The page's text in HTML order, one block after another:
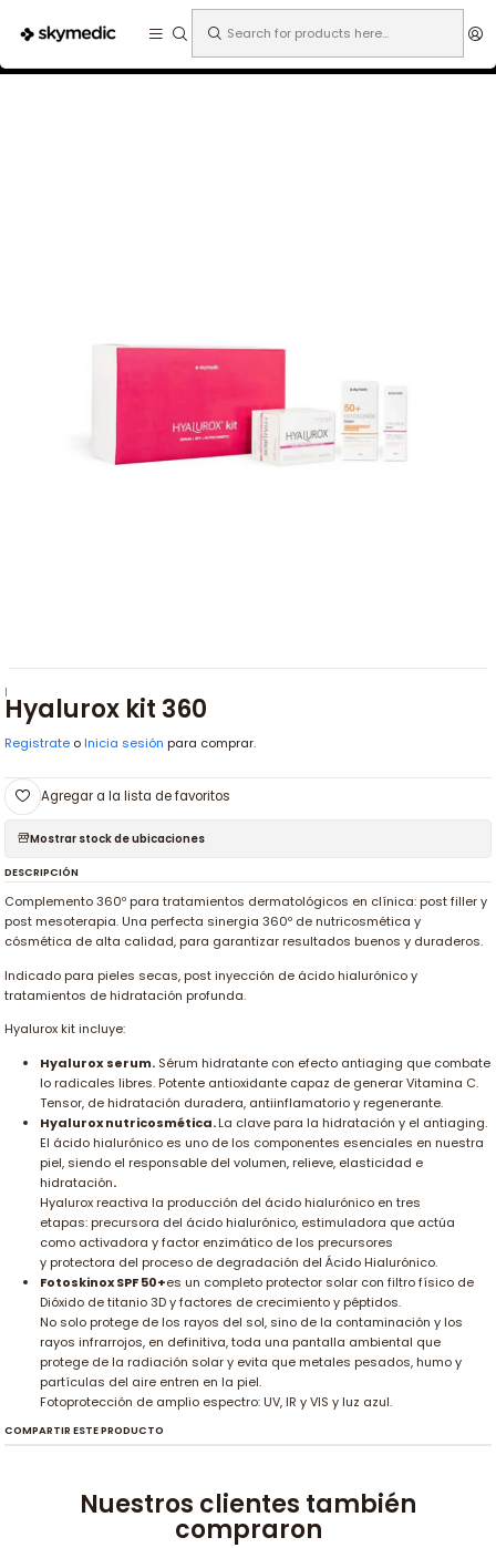
Dermatología Cosmética Hyalurox kit 360
|
Hyalurox kit 360
Registrate o Inicia sesión para comprar.
Agregar a la lista de favoritos
Mostrar stock de ubicaciones
DESCRIPCIÓN
Complemento 360º para tratamientos dermatológicos en clínica: post filler y
post mesoterapia. Una perfecta sinergia 360º de nutricosmética y
cósmética de alta calidad, para garantizar resultados buenos y duraderos.
Indicado para pieles secas, post inyección de ácido hialurónico y
tratamientos de hidratación profunda.
Hyalurox kit incluye:
Hyalurox serum. Sérum hidratante con efecto antiaging que combate
lo radicales libres. Potente antioxidante capaz de generar Vitamina C.
Tensor, de hidratación duradera, antiinflamatorio y regenerante.
Hyalurox nutricosmética.La clave para la hidratación y el antiaging.
El ácido hialurónico es uno de los componentes esenciales en nuestra
piel, siendo el responsable del volumen, relieve, elasticidad e
hidratación.
Hyalurox reactiva la producción del ácido hialurónico en tres
etapas: precursora del ácido hialurónico, estimuladora que actúa
como activadora y factor enzimático de los precursores
y protectora del proceso de degradación del Ácido Hialurónico.
Fotoskinox SPF 50+es un completo protector solar con filtro físico de
Dióxido de titanio 3D y factores de crecimiento y péptidos.
No solo protege de los rayos del sol, sino de la contaminación y los
rayos infrarrojos, en definitiva, toda una pantalla ambiental que
protege de la radiación solar y evita que metales pesados, humo y
partículas del aire entren en la piel.
Fotoprotección de amplio espectro: UV, IR y VIS y luz azul.
COMPARTIR ESTE PRODUCTO
Nuestros clientes también
compraron